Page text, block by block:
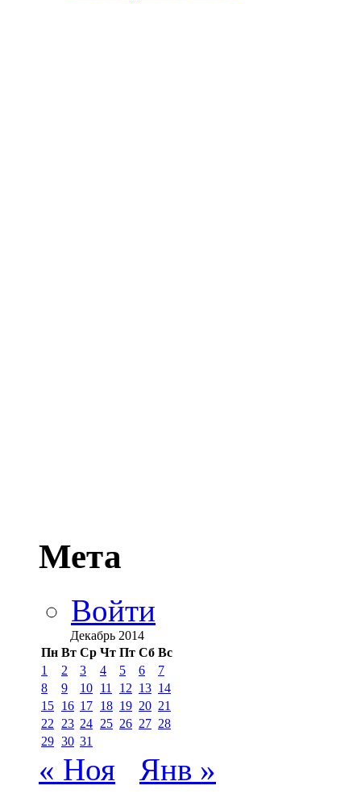
Мета
Войти
Декабрь 2014
Пн Вт Ср Чт Пт Сб Вс
1
2 3 4 5 6
7
8
9 10 11 12 13 14
15 16 17 18 19 20 21
22
23 24 25 26 27 28
29 30 31
« Ноя Янв »